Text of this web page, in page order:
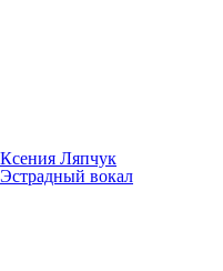
Ксения Ляпчук
Эстрадный вокал